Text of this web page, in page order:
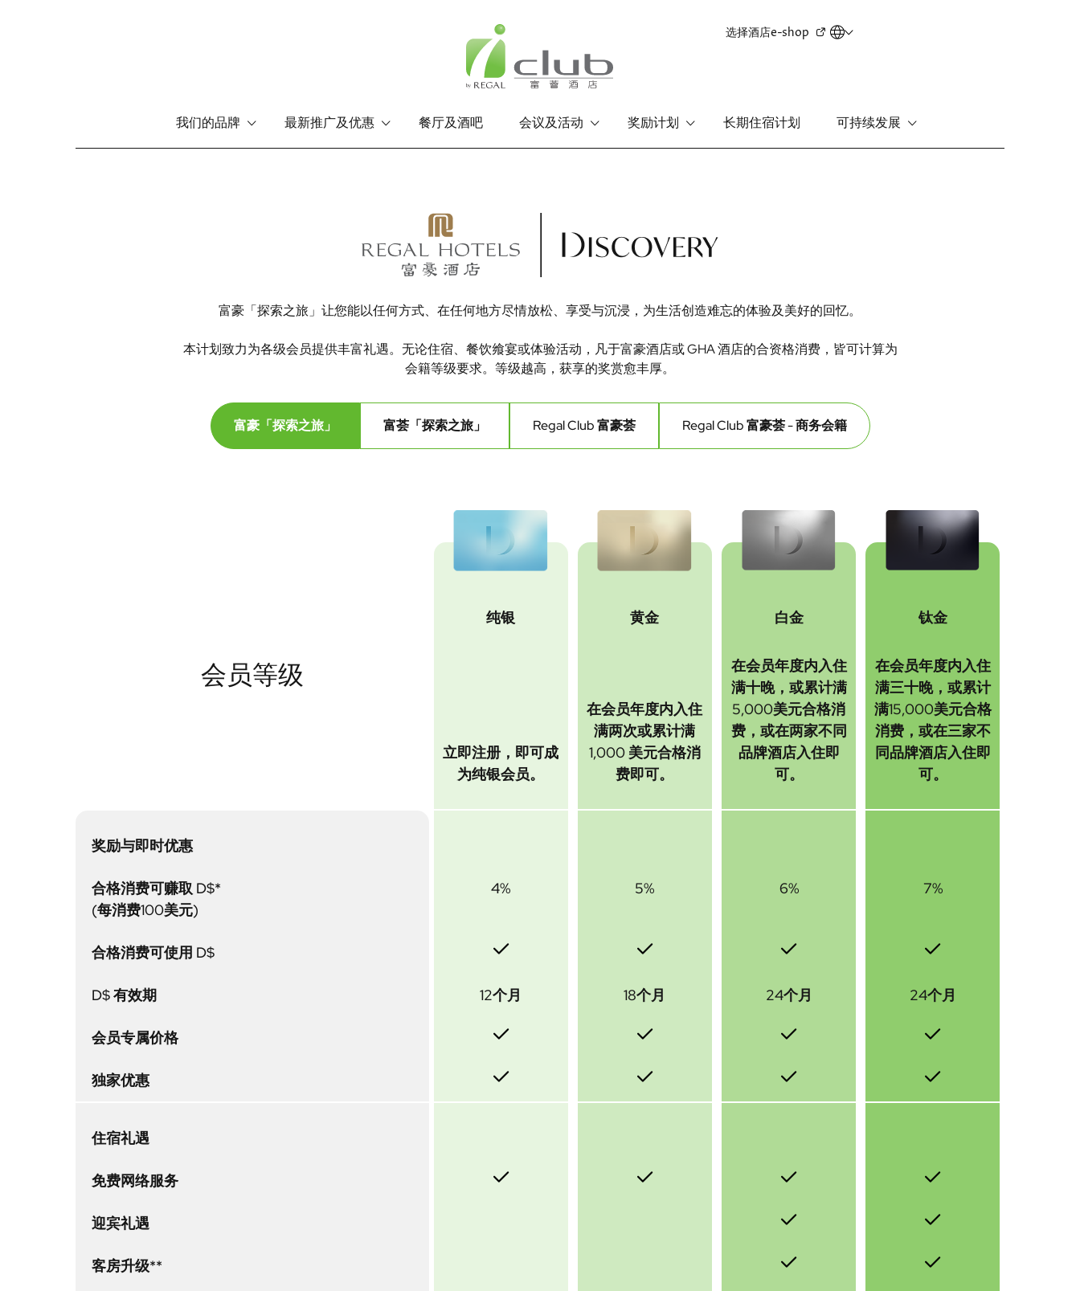
Secondary
选择酒店e-shop
navigation
我们的品牌 最新推广及优惠 餐厅及酒吧 会议及活动 奖励计划 长期住宿计划 可持续发展
富豪「探索之旅」让您能以任何方式、在任何地方尽情放松、享受与沉浸，为生活创造难忘的体验及美好的回忆。
本计划致力为各级会员提供丰富礼遇。无论住宿、餐饮飨宴或体验活动，凡于富豪酒店或 GHA 酒店的合资格消费，皆可计算为
会籍等级要求。等级越高，获享的奖赏愈丰厚。
富豪「探索之旅」 富荟「探索之旅」 Regal Club 富豪荟 Regal Club 富豪荟 - 商务会籍
会员等级
纯银
立即注册，即可成
为纯银会员。
黄金
在会员年度内入住
满两次或累计满
1,000 美元合格消
费即可。
白金
在会员年度内入住
满十晚，或累计满
5,000美元合格消
费，或在两家不同
品牌酒店入住即
可。
钛金
在会员年度内入住
满三十晚，或累计
满15,000美元合格
消费，或在三家不
同品牌酒店入住即
可。
奖励与即时优惠
合格消费可赚取 D$*
(每消费100美元)
4% 5% 6% 7%
合格消费可使用 D$
D$ 有效期 12个月 18个月 24个月 24个月
会员专属价格
独家优惠
住宿礼遇
免费网络服务
迎宾礼遇
客房升级**